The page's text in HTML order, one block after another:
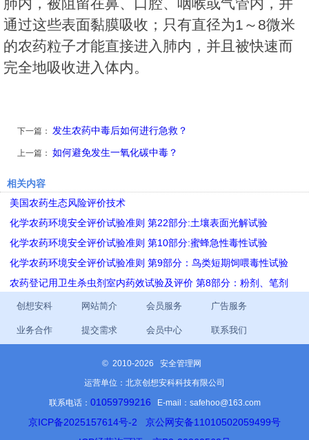
通过这些表面黏膜吸收；只有直径为1～8微米
的农药粒子才能直接进入肺内，并且被快速而
完全地吸收进入体内。
下一篇： 发生农药中毒后如何进行急救？
上一篇： 如何避免发生一氧化碳中毒？
相关内容
美国农药生态风险评价技术
化学农药环境安全评价试验准则 第22部分:土壤表面光解试验
化学农药环境安全评价试验准则 第10部分:蜜蜂急性毒性试验
化学农药环境安全评价试验准则 第9部分：鸟类短期饲喂毒性试验
农药登记用卫生杀虫剂室内药效试验及评价 第8部分：粉剂、笔剂
创想安科 网站简介 会员服务 广告服务
业务合作 提交需求 会员中心 联系我们
© 2010-2026 安全管理网
运营单位：北京创想安科科技有限公司
联系电话： 01059799216 E-mail：safehoo@163.com
京ICP备2025157614号-2
京公网安备11010502059499号